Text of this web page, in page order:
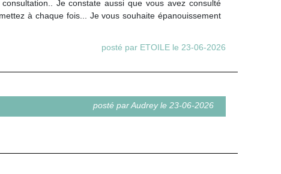
Je constate aussi que vous avez consulté
à chaque fois... Je vous souhaite épanouissement
posté par ETOILE le 23-06-2026
posté par Audrey le 23-06-2026